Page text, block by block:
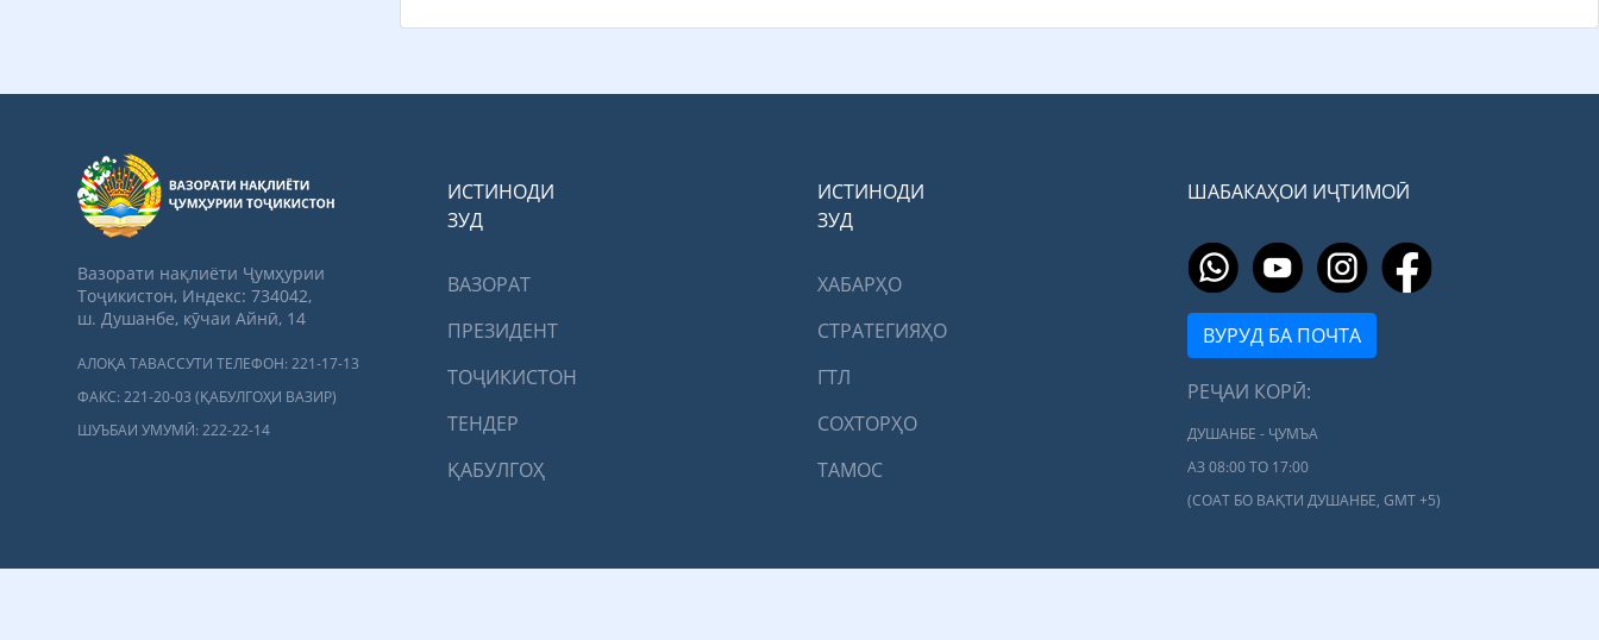
Вазорати нақлиёти Ҷумҳурии
Тоҷикистон, Индекс: 734042,
ш. Душанбе, кӯчаи Айнӣ, 14
АЛОҚА ТАВАССУТИ ТЕЛЕФОН: 221-17-13
ФАКС: 221-20-03 (ҚАБУЛГОҲИ ВАЗИР)
ШУЪБАИ УМУМӢ: 222-22-14
ИСТИНОДИ
ЗУД
ВАЗОРАТ
ПРЕЗИДЕНТ
ТОҶИКИСТОН
ТЕНДЕР
ҚАБУЛГОҲ
ИСТИНОДИ
ЗУД
ХАБАРҲО
СТРАТЕГИЯҲО
ГТЛ
СОХТОРҲО
ТАМОС
ШАБАКАҲОИ ИҶТИМОӢ
ВУРУД БА ПОЧТА
РЕҶАИ КОРӢ:
ДУШАНБЕ - ҶУМЪА
АЗ 08:00 ТО 17:00
(СОАТ БО ВАҚТИ ДУШАНБЕ, GMT +5)